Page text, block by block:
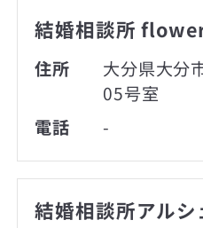
結婚相談所
住所
大分県大分
05号室
電話
-
結婚相談所アルシ